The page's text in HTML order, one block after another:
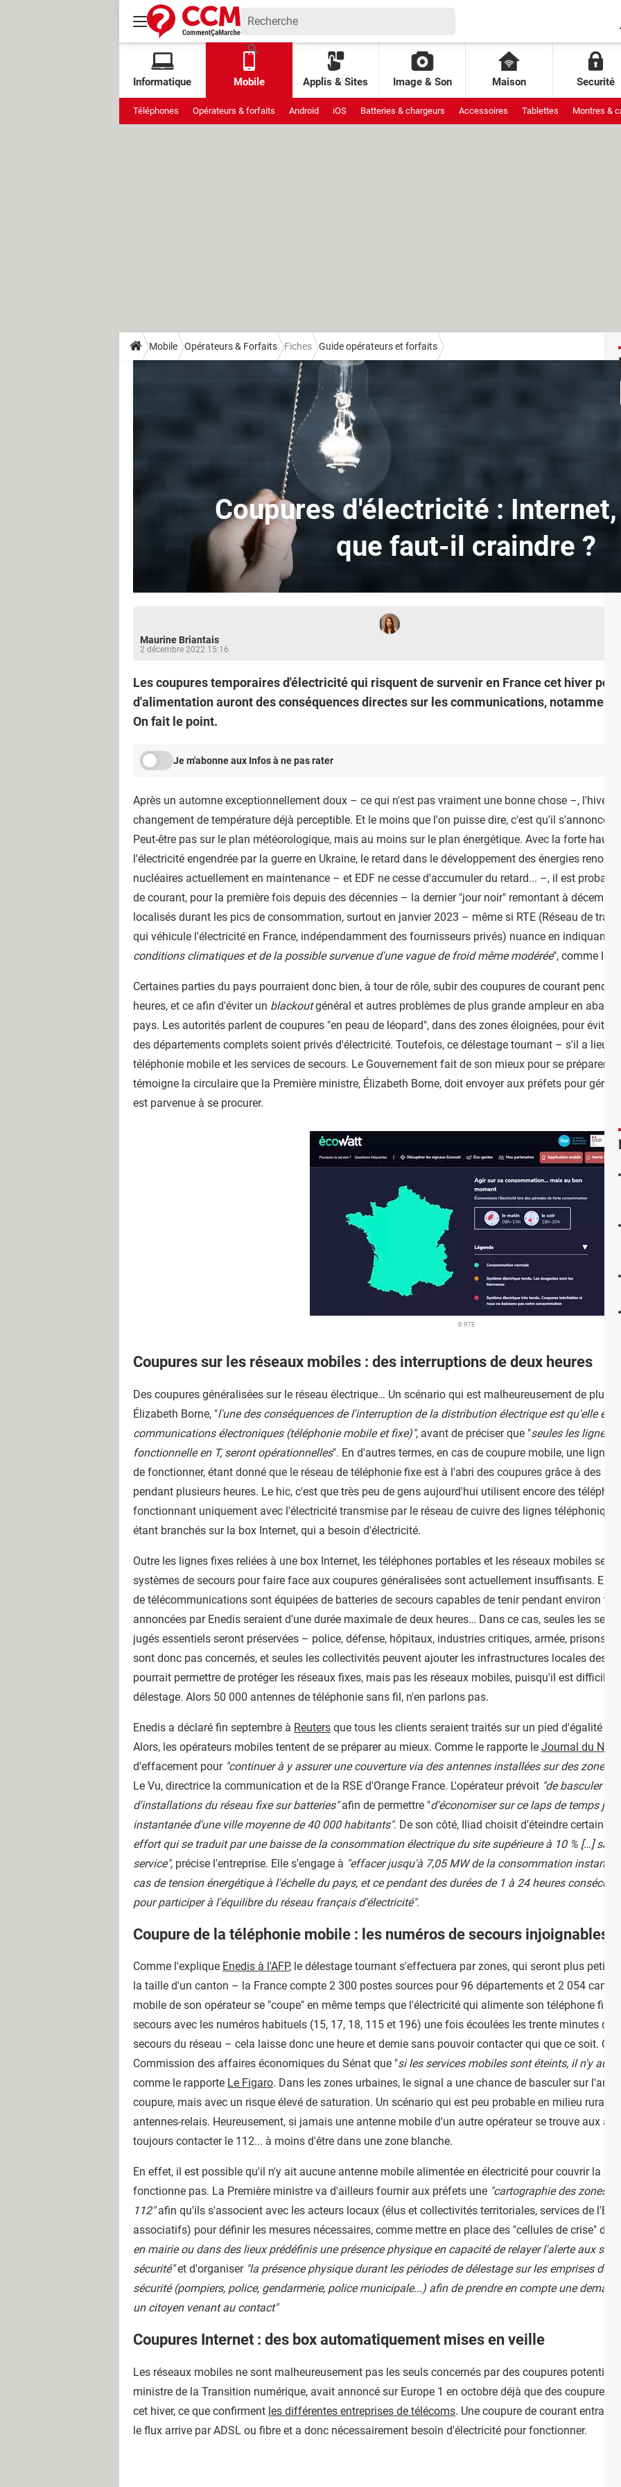
Informatique Mobile Applis & Sites Image & Son Maison Securité
Téléphones Opérateurs & forfaits Android iOS Batteries & chargeurs Accessoires Tablettes Montres &
Mobile Opérateurs & Forfaits Fiches Guide opérateurs et forfaits
Coupures d'électricité :
que faut-il craindre ?
Maurine Briantais
2 décembre 2022 15:16
Les coupures temporaires d'électricité qui risquent de survenir en France cet hiver pour
d'alimentation auront des conséquences directes sur les communications, notamment
On fait le point.
Je m'abonne aux Infos à ne pas rater
Après un automne exceptionnellement doux – ce qui n'est pas vraiment une bonne chose –, l'hiver
changement de température déjà perceptible. Et le moins que l'on puisse dire, c'est qu'il s'annonce
Peut-être pas sur le plan météorologique, mais au moins sur le plan énergétique. Avec la forte
l'électricité engendrée par la guerre en Ukraine, le retard dans le développement des énergies
nucléaires actuellement en maintenance – et EDF ne cesse d'accumuler du retard... –, il est
de courant, pour la première fois depuis des décennies – la dernier "jour noir" remontant à décembre
localisés durant les pics de consommation, surtout en janvier 2023 – même si RTE (Réseau de
qui véhicule l'électricité en France, indépendamment des fournisseurs privés) nuance en indiquant
conditions climatiques et de la possible survenue d'une vague de froid même modérée", comme le
Certaines parties du pays pourraient donc bien, à tour de rôle, subir des coupures de courant
heures, et ce afin d'éviter un blackoutgénéral et autres problèmes de plus grande ampleur en
pays. Les autorités parlent de coupures "en peau de léopard", dans des zones éloignées, pour éviter
des départements complets soient privés d'électricité. Toutefois, ce délestage tournant – s'il a lieu –
téléphonie mobile et les services de secours. Le Gouvernement fait de son mieux pour se préparer ç
témoigne la circulaire que la Première ministre, Élizabeth Borne, doit envoyer aux préfets pour gérer
est parvenue à se procurer.
© RTE
Coupures sur les réseaux mobiles : des interruptions de deux heures
Des coupures généralisées sur le réseau électrique… Un scénario qui est malheureusement de plus
Élizabeth Borne, "l'une des conséquences de l'interruption de la distribution électrique est qu'elle
communications électroniques (téléphonie mobile et fixe)", avant de préciser que "seules les lignes
fonctionnelle en T, seront opérationnelles". En d'autres termes, en cas de coupure mobile, une ligne
de fonctionner, étant donné que le réseau de téléphonie fixe est à l'abri des coupures grâce à des
pendant plusieurs heures. Le hic, c'est que très peu de gens aujourd'hui utilisent encore des
fonctionnant uniquement avec l'électricité transmise par le réseau de cuivre des lignes
étant branchés sur la box Internet, qui a besoin d'électricité.
Outre les lignes fixes reliées à une box Internet, les téléphones portables et les réseaux mobiles
systèmes de secours pour faire face aux coupures généralisées sont actuellement insuffisants. En
de télécommunications sont équipées de batteries de secours capables de tenir pendant environ
annoncées par Enedis seraient d'une durée maximale de deux heures… Dans ce cas, seules les
jugés essentiels seront préservées – police, défense, hôpitaux, industries critiques, armée, prisons...
sont donc pas concernés, et seules les collectivités peuvent ajouter les infrastructures locales des
pourrait permettre de protéger les réseaux fixes, mais pas les réseaux mobiles, puisqu'il est difficile
délestage. Alors 50 000 antennes de téléphonie sans fil, n'en parlons pas.
Enedis a déclaré fin septembre à Reuters que tous les clients seraient traités sur un pied d'égalité en
Alors, les opérateurs mobiles tentent de se préparer au mieux. Comme le rapporte le Journal du Net
d'effacement pour "continuer à y assurer une couverture via des antennes installées sur des zones
Le Vu, directrice la communication et de la RSE d'Orange France. L'opérateur prévoit "de basculer
d'installations du réseau fixe sur batteries"afin de permettre "d'économiser sur ce laps de temps
instantanée d'une ville moyenne de 40 000 habitants". De son côté, Iliad choisit d'éteindre certaines
effort qui se traduit par une baisse de la consommation électrique du site supérieure à 10 % […]
service", précise l'entreprise. Elle s'engage à "effacer jusqu'à 7,05 MW de la consommation
cas de tension énergétique à l'échelle du pays, et ce pendant des durées de 1 à 24 heures
pour participer à l'équilibre du réseau français d'électricité".
Coupure de la téléphonie mobile : les numéros de secours injoignables
Comme l'explique Enedis à l'AFP, le délestage tournant s'effectuera par zones, qui seront plus
la taille d'un canton – la France compte 2 300 postes sources pour 96 départements et 2 054
mobile de son opérateur se "coupe" en même temps que l'électricité qui alimente son téléphone fixe,
secours avec les numéros habituels (15, 17, 18, 115 et 196) une fois écoulées les trente minutes de
secours du réseau – cela laisse donc une heure et demie sans pouvoir contacter qui que ce soit.
Commission des affaires économiques du Sénat que "si les services mobiles sont éteints, il n'y aura
comme le rapporte Le Figaro. Dans les zones urbaines, le signal a une chance de basculer sur
coupure, mais avec un risque élevé de saturation. Un scénario qui est peu probable en milieu rural,
antennes-relais. Heureusement, si jamais une antenne mobile d'un autre opérateur se trouve aux
toujours contacter le 112... à moins d'être dans une zone blanche.
En effet, il est possible qu'il n'y ait aucune antenne mobile alimentée en électricité pour couvrir la
fonctionne pas. La Première ministre va d'ailleurs fournir aux préfets une "cartographie des zones
112"afin qu'ils s'associent avec les acteurs locaux (élus et collectivités territoriales, services de
associatifs) pour définir les mesures nécessaires, comme mettre en place des "cellules de crise"
en mairie ou dans des lieux prédéfinis une présence physique en capacité de relayer l'alerte aux
sécurité"et d'organiser "la présence physique durant les périodes de délestage sur les emprises de
sécurité (pompiers, police, gendarmerie, police municipale...) afin de prendre en compte une
un citoyen venant au contact"
Coupures Internet : des box automatiquement mises en veille
Les réseaux mobiles ne sont malheureusement pas les seuls concernés par des coupures
ministre de la Transition numérique, avait annoncé sur Europe 1 en octobre déjà que des coupures
cet hiver, ce que confirment les différentes entreprises de télécoms. Une coupure de courant
le flux arrive par ADSL ou fibre et a donc nécessairement besoin d'électricité pour fonctionner.